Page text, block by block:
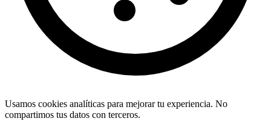
Usamos cookies analíticas para mejorar tu experiencia. No
compartimos tus datos con terceros.